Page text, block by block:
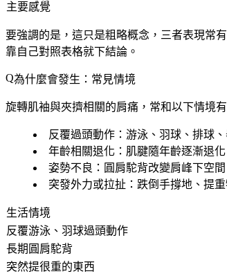
主要感覺
要強調的是，這只是粗略概念，三者表現常
靠自己對照表格就下結論。
為什麼會發生：常見情境
旋轉肌袖與夾擠相關的肩痛，常和以下情境有
反覆過頭動作 ：游泳、羽球、排球
年齡相關退化 ：肌腱隨年齡逐漸退
姿勢不良 ：圓肩駝背改變肩峰下空
突發外力或拉扯 ：跌倒手撐地、提
生活情境
反覆游泳、羽球過頭動作
長期圓肩駝背
突然提很重的東西